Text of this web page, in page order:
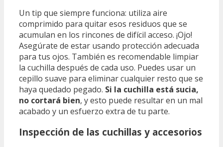
Un tip que siempre funciona: utiliza aire
comprimido para quitar esos residuos que se
acumulan en los rincones de difícil acceso. ¡Ojo!
Asegúrate de estar usando protección adecuada
para tus ojos. También es recomendable limpiar
la cuchilla después de cada uso. Puedes usar un
cepillo suave para eliminar cualquier resto que se
haya quedado pegado. Si la cuchilla está sucia,
no cortará bien, y esto puede resultar en un mal
acabado y un esfuerzo extra de tu parte.
Inspección de las cuchillas y accesorios